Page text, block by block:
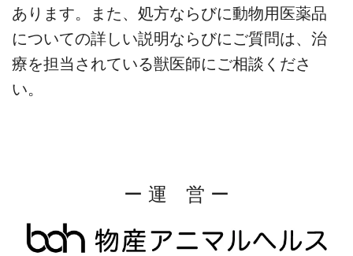
あります。また、処方ならびに動物用医薬品
についての詳しい説明ならびにご質問は、治
療を担当されている獣医師にご相談くださ
い。
ー 運 営 ー